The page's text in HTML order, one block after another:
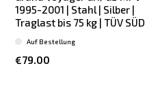
1995-2001 | Stahl | Silber |
Traglast bis 75 kg | TÜV SÜD
€79.00
Auf Bestellung